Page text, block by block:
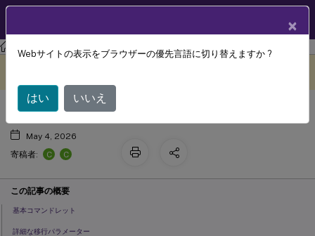
Citrix DaaS
移行用自動構成ツール コマンドレッ
May 4, 2026
寄稿者:
C C
この記事の概要
基本コマンドレット
詳細な移行パラメーター
×
Webサイトの表示をブラウザーの優先言語に切り替えますか ?
はい いいえ